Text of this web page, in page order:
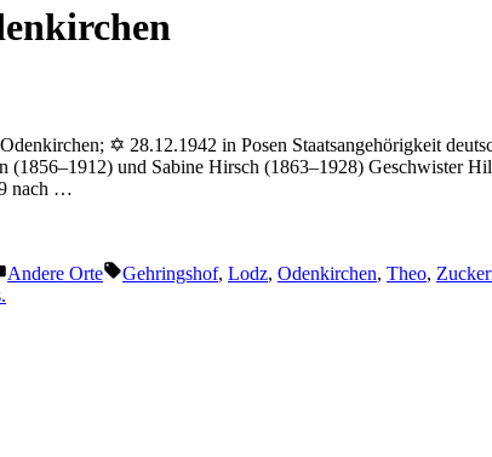
✡ 28.12.1942 in Posen Staatsangehörigkeit
und Sabine Hirsch (1863–1928) Geschwister
nach …
Veröffentlicht
Andere Orte Schlagwörter:
Gehringshof, Lodz, Odenkirchen, Theo,